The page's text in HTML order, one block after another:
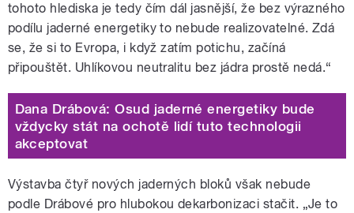
tohoto hlediska je tedy čím dál jasnější, že bez výrazného
podílu jaderné energetiky to nebude realizovatelné. Zdá
se, že si to Evropa, i když zatím potichu, začíná
připouštět. Uhlíkovou neutralitu bez jádra prostě nedá.“
Dana Drábová: Osud jaderné energetiky bude
vždycky stát na ochotě lidí tuto technologii
akceptovat
Výstavba čtyř nových jaderných bloků však nebude
podle Drábové pro hlubokou dekarbonizaci stačit. „Je to